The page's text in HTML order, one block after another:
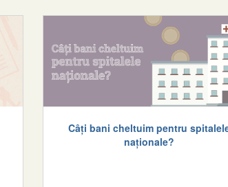
Câți bani cheltuim pentru
naționale?